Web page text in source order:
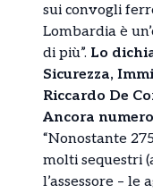
sui convogli
Lombardia è
di più”. Lo
Sicurezza,
Riccardo De
Ancora
“Nonostante
molti sequestri
l’assessore – le